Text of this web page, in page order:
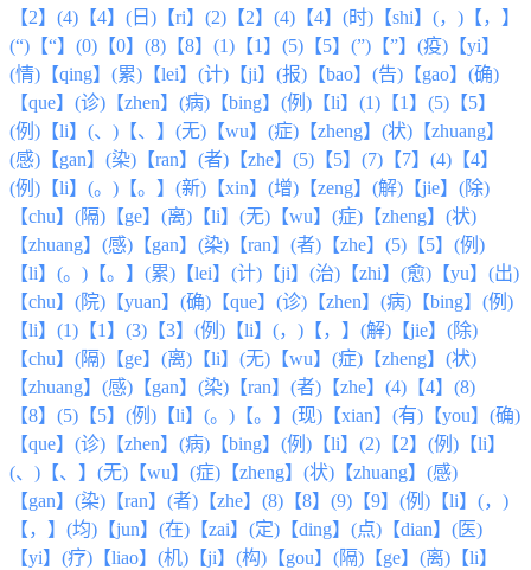
【2】(4)【4】(日)【ri】(2)【2】(4)【4】(时)【shi】(，)【，】
(“)【“】(0)【0】(8)【8】(1)【1】(5)【5】(”)【”】(疫)【yi】
(情)【qing】(累)【lei】(计)【ji】(报)【bao】(告)【gao】(确)
【que】(诊)【zhen】(病)【bing】(例)【li】(1)【1】(5)【5】
(例)【li】(、)【、】(无)【wu】(症)【zheng】(状)【zhuang】
(感)【gan】(染)【ran】(者)【zhe】(5)【5】(7)【7】(4)【4】
(例)【li】(。)【。】(新)【xin】(增)【zeng】(解)【jie】(除)
【chu】(隔)【ge】(离)【li】(无)【wu】(症)【zheng】(状)
【zhuang】(感)【gan】(染)【ran】(者)【zhe】(5)【5】(例)
【li】(。)【。】(累)【lei】(计)【ji】(治)【zhi】(愈)【yu】(出)
【chu】(院)【yuan】(确)【que】(诊)【zhen】(病)【bing】(例)
【li】(1)【1】(3)【3】(例)【li】(，)【，】(解)【jie】(除)
【chu】(隔)【ge】(离)【li】(无)【wu】(症)【zheng】(状)
【zhuang】(感)【gan】(染)【ran】(者)【zhe】(4)【4】(8)
【8】(5)【5】(例)【li】(。)【。】(现)【xian】(有)【you】(确)
【que】(诊)【zhen】(病)【bing】(例)【li】(2)【2】(例)【li】
(、)【、】(无)【wu】(症)【zheng】(状)【zhuang】(感)
【gan】(染)【ran】(者)【zhe】(8)【8】(9)【9】(例)【li】(，)
【，】(均)【jun】(在)【zai】(定)【ding】(点)【dian】(医)
【yi】(疗)【liao】(机)【ji】(构)【gou】(隔)【ge】(离)【li】